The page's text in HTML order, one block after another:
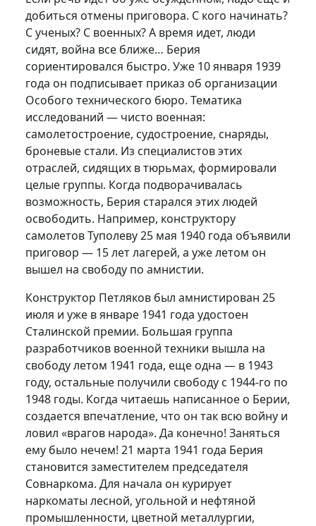
добиться отмены приговора. С кого начинать?
С ученых? С военных? А время идет, люди
сидят, война все ближе… Берия
сориентировался быстро. Уже 10 января 1939
года он подписывает приказ об организации
Особого технического бюро. Тематика
исследований — чисто военная:
самолетостроение, судостроение, снаряды,
броневые стали. Из специалистов этих
отраслей, сидящих в тюрьмах, формировали
целые группы. Когда подворачивалась
возможность, Берия старался этих людей
освободить. Например, конструктору
самолетов Туполеву 25 мая 1940 года объявили
приговор — 15 лет лагерей, а уже летом он
вышел на свободу по амнистии.
Конструктор Петляков был амнистирован 25
июля и уже в январе 1941 года удостоен
Сталинской премии. Большая группа
разработчиков военной техники вышла на
свободу летом 1941 года, еще одна — в 1943
году, остальные получили свободу с 1944-го по
1948 годы. Когда читаешь написанное о Берии,
создается впечатление, что он так всю войну и
ловил «врагов народа». Да конечно! Заняться
ему было нечем! 21 марта 1941 года Берия
становится заместителем председателя
Совнаркома. Для начала он курирует
наркоматы лесной, угольной и нефтяной
промышленности, цветной металлургии,